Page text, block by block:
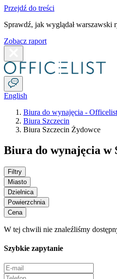
Przejdź do treści
Sprawdź, jak wyglądał warszawski
Zobacz raport
English
Biura do wynajęcia - Officelist
Biura Szczecin
Biura Szczecin Żydowce
Biura do wynajęcia w
Filtry
Miasto
Dzielnica
Powierzchnia
Cena
W tej chwili nie znaleźliśmy
Szybkie zapytanie